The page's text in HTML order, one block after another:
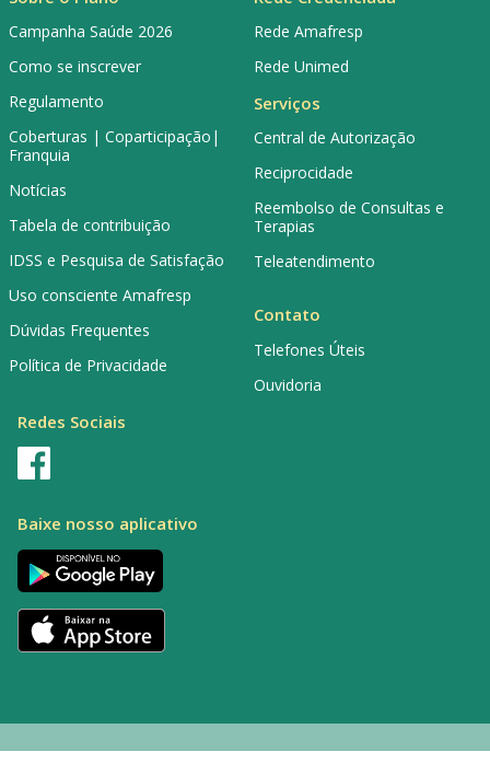
Campanha Saúde 2026
Como se inscrever
Regulamento
Coberturas | Coparticipação|
Franquia
Notícias
Tabela de contribuição
IDSS e Pesquisa de Satisfação
Uso consciente Amafresp
Dúvidas Frequentes
Política de Privacidade
Rede Amafresp
Rede Unimed
Serviços
Central de Autorização
Reciprocidade
Reembolso de Consultas e
Terapias
Teleatendimento
Contato
Telefones Úteis
Ouvidoria
Redes Sociais
Baixe nosso aplicativo